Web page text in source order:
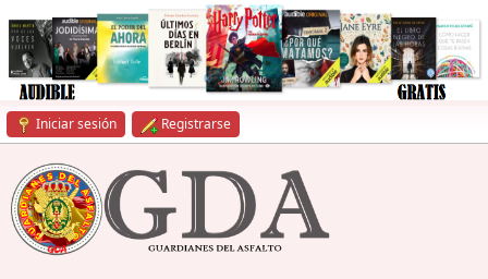
Iniciar sesión Registrarse